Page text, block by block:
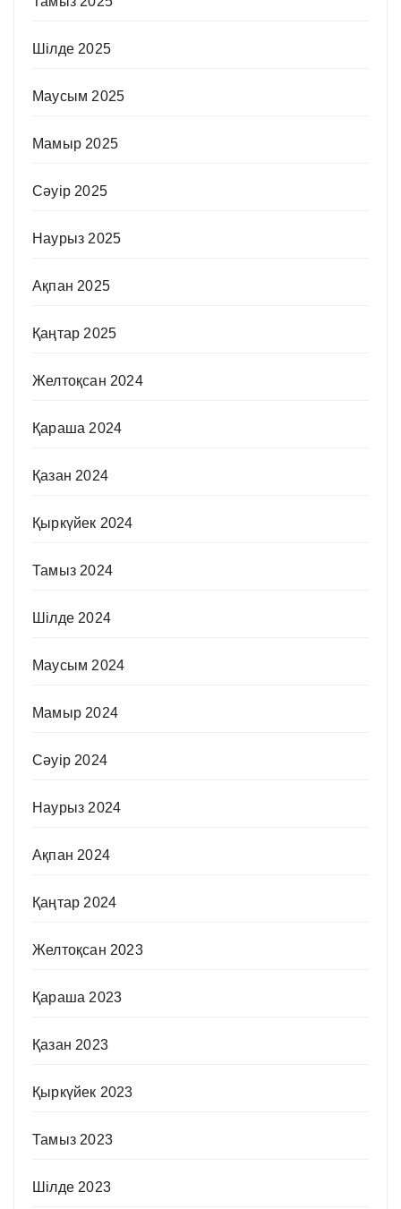
Шілде 2025
Маусым 2025
Мамыр 2025
Сәуір 2025
Наурыз 2025
Ақпан 2025
Қаңтар 2025
Желтоқсан 2024
Қараша 2024
Қазан 2024
Қыркүйек 2024
Тамыз 2024
Шілде 2024
Маусым 2024
Мамыр 2024
Сәуір 2024
Наурыз 2024
Ақпан 2024
Қаңтар 2024
Желтоқсан 2023
Қараша 2023
Қазан 2023
Қыркүйек 2023
Тамыз 2023
Шілде 2023